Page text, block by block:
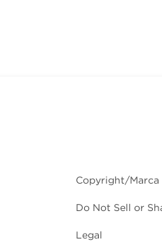
Copyright/Marca
Do Not Sell or
Legal